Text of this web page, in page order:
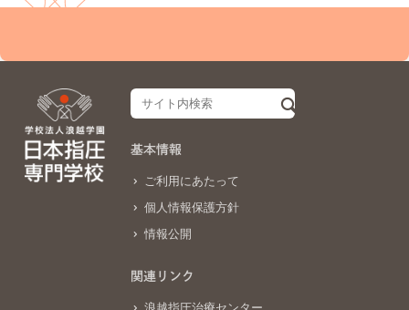
基本情報
ご利用にあたって
個人情報保護方針
情報公開
関連リンク